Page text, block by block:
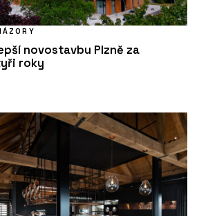
novostavbu Plzně za
roky